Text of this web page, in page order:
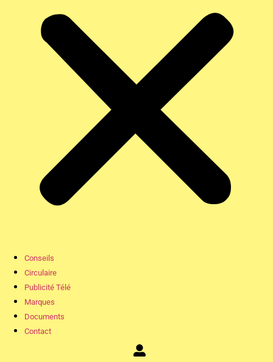
Conseils
Circulaire
Publicité Télé
Marques
Documents
Contact